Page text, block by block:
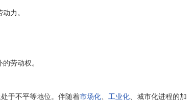
力。
劳动权。
于不平等地位。伴随着市场化 工业化 、城市化进程的加